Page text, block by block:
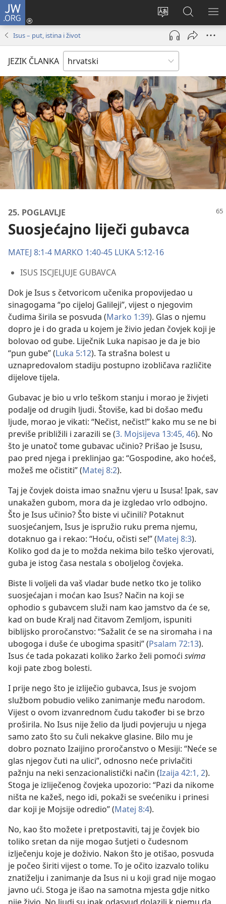
JW.ORG
Promijeni
jezik
Prijava
(otvara
prozor)
JW.ORG
|
Pretraga
Isus – put, istina i život
JEZIK ČLANKA
25. POGLAVLJE
Suosjećajno liječi gubavca
MATEJ 8:1-4 MARKO 1:40-45 LUKA 5:12-16
ISUS ISCJELJUJE GUBAVCA
Dok je Isus s četvoricom učenika propovijedao u
sinagogama “po cijeloj Galileji”, vijest o njegovim
čudima širila se posvuda (Marko 1:39). Glas o njemu
dopro je i do grada u kojem je živio jedan čovjek koji je
bolovao od gube. Liječnik Luka napisao je da je bio
“pun gube” (Luka 5:12). Ta strašna bolest u
uznapredovalom stadiju postupno izobličava različite
dijelove tijela.
Gubavac je bio u vrlo teškom stanju i morao je živjeti
podalje od drugih ljudi. Štoviše, kad bi došao među
ljude, morao je vikati: “Nečist, nečist!” kako mu se ne bi
previše približili i zarazili se (3. Mojsijeva 13:45, 46). No
što je unatoč tome gubavac učinio? Prišao je Isusu,
pao pred njega i preklinjao ga: “Gospodine, ako hoćeš,
možeš me očistiti” (Matej 8:2).
Taj je čovjek doista imao snažnu vjeru u Isusa! Ipak, sav
unakažen gubom, mora da je izgledao vrlo odbojno.
Što je Isus učinio? Što biste vi učinili? Potaknut
suosjećanjem, Isus je ispružio ruku prema njemu,
dotaknuo ga i rekao: “Hoću, očisti se!” (Matej 8:3).
Koliko god da je to možda nekima bilo teško vjerovati,
guba je istog časa nestala s oboljelog čovjeka.
Biste li voljeli da vaš vladar bude netko tko je toliko
suosjećajan i moćan kao Isus? Način na koji se
ophodio s gubavcem služi nam kao jamstvo da će se,
kad on bude Kralj nad čitavom Zemljom, ispuniti
biblijsko proročanstvo: “Sažalit će se na siromaha i na
ubogoga i duše će ubogima spasiti” (Psalam 72:13).
Isus će tada pokazati koliko žarko želi pomoći svima
koji pate zbog bolesti.
I prije nego što je izliječio gubavca, Isus je svojom
službom pobudio veliko zanimanje među narodom.
Vijest o ovom izvanrednom čudu također bi se brzo
proširila. No Isus nije želio da ljudi povjeruju u njega
samo zato što su čuli nekakve glasine. Bilo mu je
dobro poznato Izaijino proročanstvo o Mesiji: “Neće se
glas njegov čuti na ulici”, odnosno neće privlačiti
pažnju na neki senzacionalistički način (Izaija 42:1, 2).
Stoga je izliječenog čovjeka upozorio: “Pazi da nikome
ništa ne kažeš, nego idi, pokaži se svećeniku i prinesi
dar koji je Mojsije odredio” (Matej 8:4).
No, kao što možete i pretpostaviti, taj je čovjek bio
toliko sretan da nije mogao šutjeti o čudesnom
izlječenju koje je doživio. Nakon što je otišao, posvuda
je počeo širiti vijest o tome. To je očito izazvalo toliku
znatiželju i zanimanje da Isus ni u koji grad nije mogao
javno ući. Stoga je išao na samotna mjesta gdje nitko